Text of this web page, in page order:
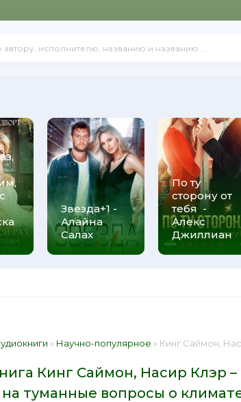
Звезда+1 -
Алайна
Салах
По ту
сторону от
тебя -
Алекс
Джиллиан
» Научно-популярное » Кинг Саймон, Насир Клэр – Чем
Кинг Саймон, Насир Клэр
туманные вопросы о